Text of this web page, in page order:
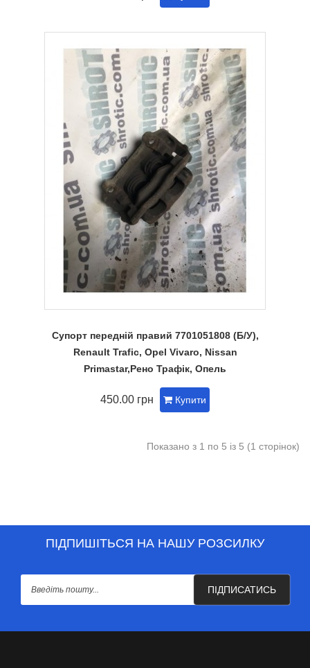
Супорт передній правий 7701051808 (Б/У),
Renault Trafic, Opel Vivaro, Nissan
Primastar,Рено Трафік, Опель
450.00 грн Купити
Показано з 1 по 5 із 5 (1 сторінок)
ПІДПИШІТЬСЯ НА НАШУ РОЗСИЛКУ
ПІДПИСАТИСЬ